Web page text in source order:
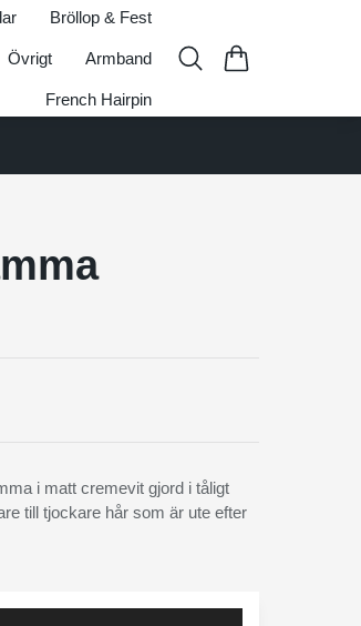
Bröllop & Fest
Övrigt Armband
French Hairpin
i matt cremevit gjord i tåligt
till tjockare hår som är ute efter